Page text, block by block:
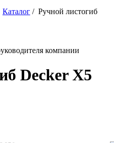
Каталог / Ручной листогиб
компании
Decker X5